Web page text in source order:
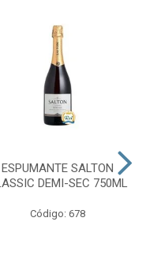
ESPUMANTE SALTON
DEMI-SEC 750ML
Código: 678